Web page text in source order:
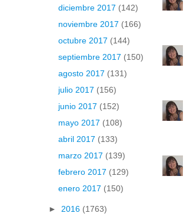
diciembre 2017 (142)
noviembre 2017 (166)
octubre 2017 (144)
septiembre 2017 (150)
agosto 2017 (131)
julio 2017 (156)
junio 2017 (152)
mayo 2017 (108)
abril 2017 (133)
marzo 2017 (139)
febrero 2017 (129)
enero 2017 (150)
► 2016 (1763)